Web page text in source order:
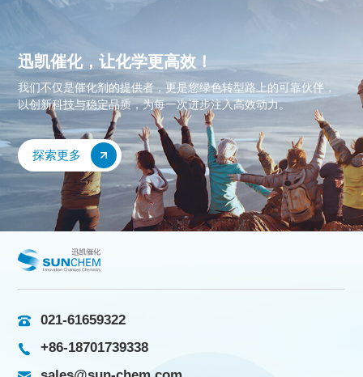
迅凯催化，让化学更高效！
我们不仅是催化剂的提供者，更是您绿色转型路上的可靠伙伴，
以创新科技与稳定品质，为每一次进步注入高效动力。
探索更多
021-61659322
+86-18701739338